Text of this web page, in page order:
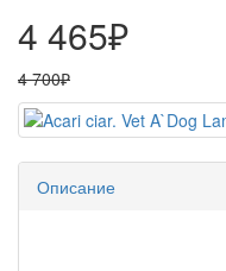
4 465₽
4 700₽
Описание